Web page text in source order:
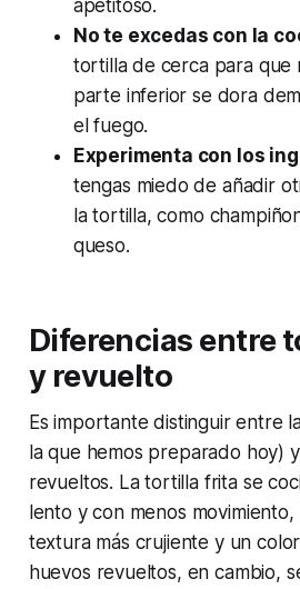
apetitoso.
No te excedas con la
tortilla de cerca para que
parte inferior se dora
el fuego.
Experimenta con los
tengas miedo de añadir
la tortilla, como
queso.
Diferencias entre
y revuelto
Es importante distinguir entre
la que hemos preparado hoy)
revueltos. La tortilla frita se
lento y con menos
textura más crujiente y un
huevos revueltos, en cambio,